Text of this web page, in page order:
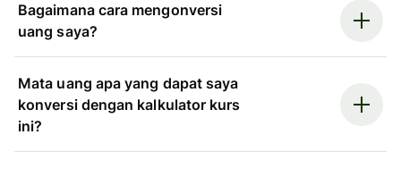
Bagaimana cara mengonversi
uang saya?
Mata uang apa yang dapat saya
konversi dengan kalkulator kurs
ini?